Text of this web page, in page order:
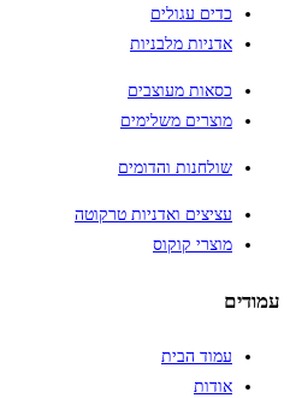
כדים עגולים
אדניות מלבניות
כסאות מעוצבים
מוצרים משלימים
שולחנות והדומים
עציצים ואדניות טרקוטה
מוצרי קוקוס
עמודים
עמוד הבית
אודות